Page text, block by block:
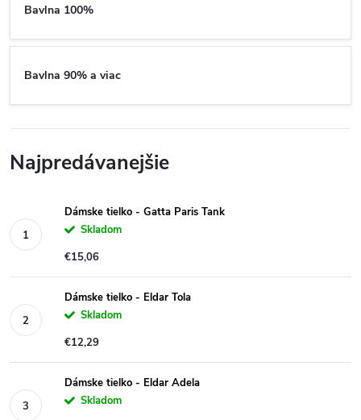
Bavlna 100%
Bavlna 90% a viac
Najpredávanejšie
Dámske tielko - Gatta Paris Tank
Skladom
€15,06
Dámske tielko - Eldar Tola
Skladom
€12,29
Dámske tielko - Eldar Adela
Skladom